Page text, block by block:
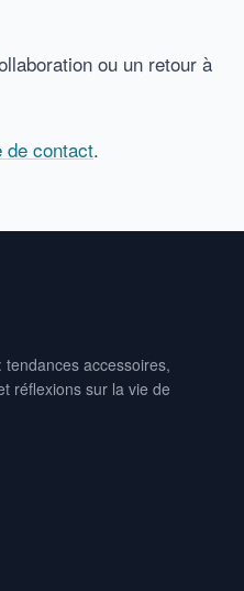
ou un retour à
de contact.
accessoires,
réflexions sur la vie de